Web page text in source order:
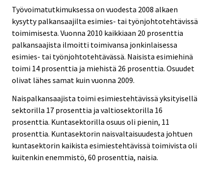
Työvoimatutkimuksessa on vuodesta 2008 alkaen
kysytty palkansaajilta esimies- tai työnjohtotehtävissä
toimimisesta. Vuonna 2010 kaikkiaan 20 prosenttia
palkansaajista ilmoitti toimivansa jonkinlaisessa
esimies- tai työnjohtotehtävässä. Naisista esimiehinä
toimi 14 prosenttia ja miehistä 26 prosenttia. Osuudet
olivat lähes samat kuin vuonna 2009.
Naispalkansaajista toimi esimiestehtävissä yksityisellä
sektorilla 17 prosenttia ja valtiosektorilla 16
prosenttia. Kuntasektorilla osuus oli pienin, 11
prosenttia. Kuntasektorin naisvaltaisuudesta johtuen
kuntasektorin kaikista esimiestehtävissä toimivista oli
kuitenkin enemmistö, 60 prosenttia, naisia.